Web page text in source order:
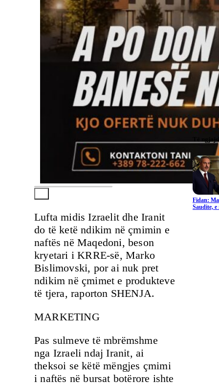
Lufta midis Izraelit dhe Iranit
do të ketë ndikim në çmimin e
naftës në Maqedoni, beson
kryetari i KRRE-së, Marko
Bislimovski, por ai nuk pret
ndikim në çmimet e produkteve
të tjera, raporton SHENJA.
MARKETING
Pas sulmeve të mbrëmshme
nga Izraeli ndaj Iranit, ai
theksoi se këtë mëngjes çmimi
i naftës në bursat botërore ishte
Fidan:
Saudite,